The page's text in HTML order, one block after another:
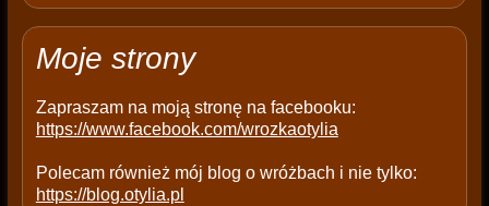
p
y
Moje strony
Zapraszam na moją stronę na facebooku:
https://www.facebook.com/wrozkaotylia
Polecam również mój blog o wróżbach i nie tylko:
https://blog.otylia.pl